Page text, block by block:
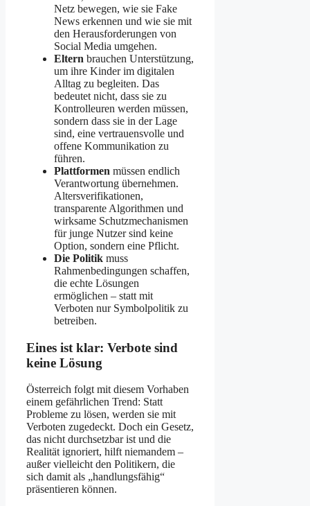
Netz bewegen, wie sie Fake
News erkennen und wie sie mit
den Herausforderungen von
Social Media umgehen.
Eltern brauchen Unterstützung,
um ihre Kinder im digitalen
Alltag zu begleiten. Das
bedeutet nicht, dass sie zu
Kontrolleuren werden müssen,
sondern dass sie in der Lage
sind, eine vertrauensvolle und
offene Kommunikation zu
führen.
Plattformen müssen endlich
Verantwortung übernehmen.
Altersverifikationen,
transparente Algorithmen und
wirksame Schutzmechanismen
für junge Nutzer sind keine
Option, sondern eine Pflicht.
Die Politik muss
Rahmenbedingungen schaffen,
die echte Lösungen
ermöglichen – statt mit
Verboten nur Symbolpolitik zu
betreiben.
Eines ist klar: Verbote sind
keine Lösung
Österreich folgt mit diesem Vorhaben
einem gefährlichen Trend: Statt
Probleme zu lösen, werden sie mit
Verboten zugedeckt. Doch ein Gesetz,
das nicht durchsetzbar ist und die
Realität ignoriert, hilft niemandem –
außer vielleicht den Politikern, die
sich damit als „handlungsfähig“
präsentieren können.